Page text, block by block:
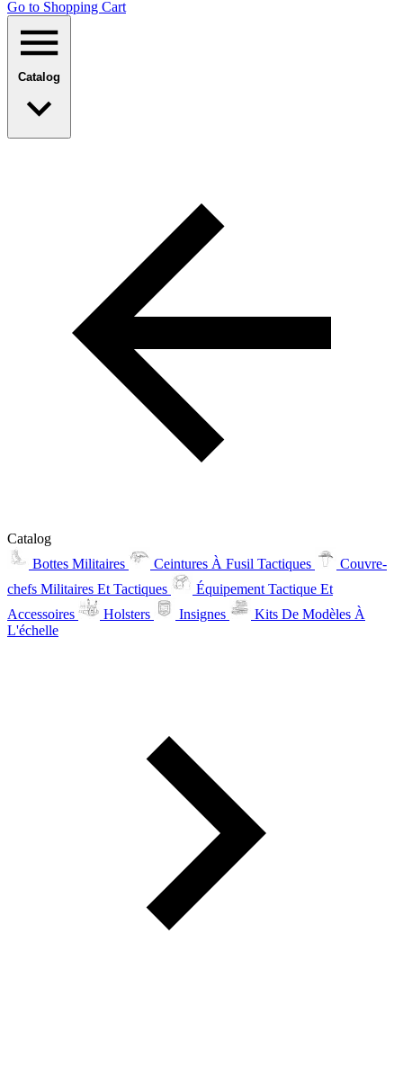
Go to Shopping Сart
Catalog
Catalog
Bottes Militaires
Ceintures À Fusil Tactiques
Couvre-
chefs Militaires Et Tactiques
Équipement Tactique Et
Accessoires
Holsters Insignes
Kits De Modèles À
L'échelle